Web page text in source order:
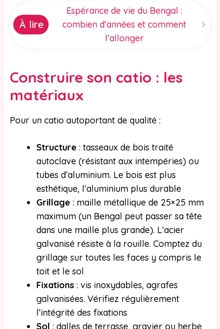
À lire
Espérance de vie du Bengal :
combien d’années et comment
l’allonger
Construire son catio : les
matériaux
Pour un catio autoportant de qualité :
Structure : tasseaux de bois traité
autoclave (résistant aux intempéries) ou
tubes d’aluminium. Le bois est plus
esthétique, l’aluminium plus durable
Grillage : maille métallique de 25×25 mm
maximum (un Bengal peut passer sa tête
dans une maille plus grande). L’acier
galvanisé résiste à la rouille. Comptez du
grillage sur toutes les faces y compris le
toit et le sol
Fixations : vis inoxydables, agrafes
galvanisées. Vérifiez régulièrement
l’intégrité des fixations
Sol : dalles de terrasse, gravier ou herbe